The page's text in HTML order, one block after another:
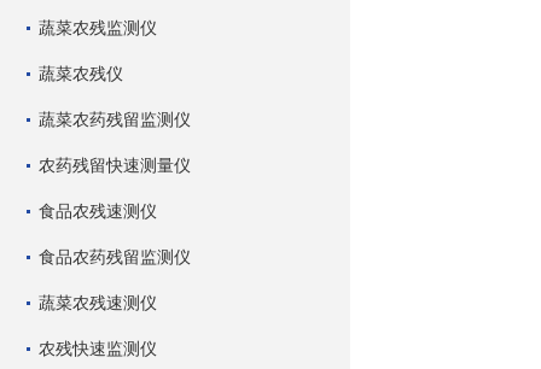
蔬菜农残监测仪
蔬菜农残仪
蔬菜农药残留监测仪
农药残留快速测量仪
食品农残速测仪
食品农药残留监测仪
蔬菜农残速测仪
农残快速监测仪